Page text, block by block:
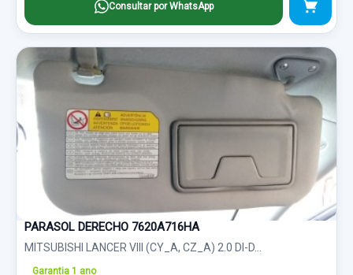
Consultar por WhatsApp
PARASOL DERECHO 7620A716HA
MITSUBISHI LANCER VIII (CY_A, CZ_A) 2.0 DI-D...
Garantia 1 ano